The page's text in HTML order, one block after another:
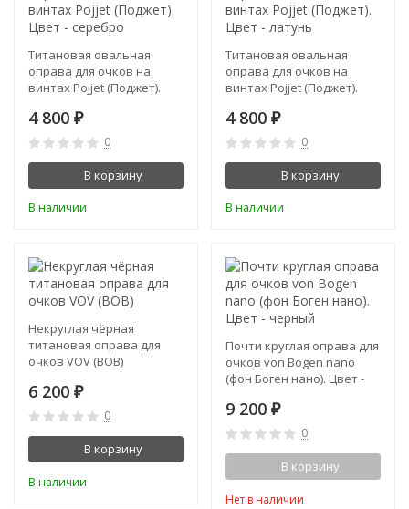
Титановая овальная
оправа для очков на
винтах Pojjet (Поджет).
4 800 ₽
0
В корзину
В наличии
Титановая овальная
оправа для очков на
винтах Pojjet (Поджет).
4 800 ₽
0
В корзину
В наличии
Некруглая чёрная
титановая оправа для
очков VOV (ВОВ)
6 200 ₽
0
В корзину
В наличии
NEW!
Почти круглая оправа для
очков von Bogen nano
(фон Боген нано). Цвет -
9 200 ₽
0
В корзину
Нет в наличии